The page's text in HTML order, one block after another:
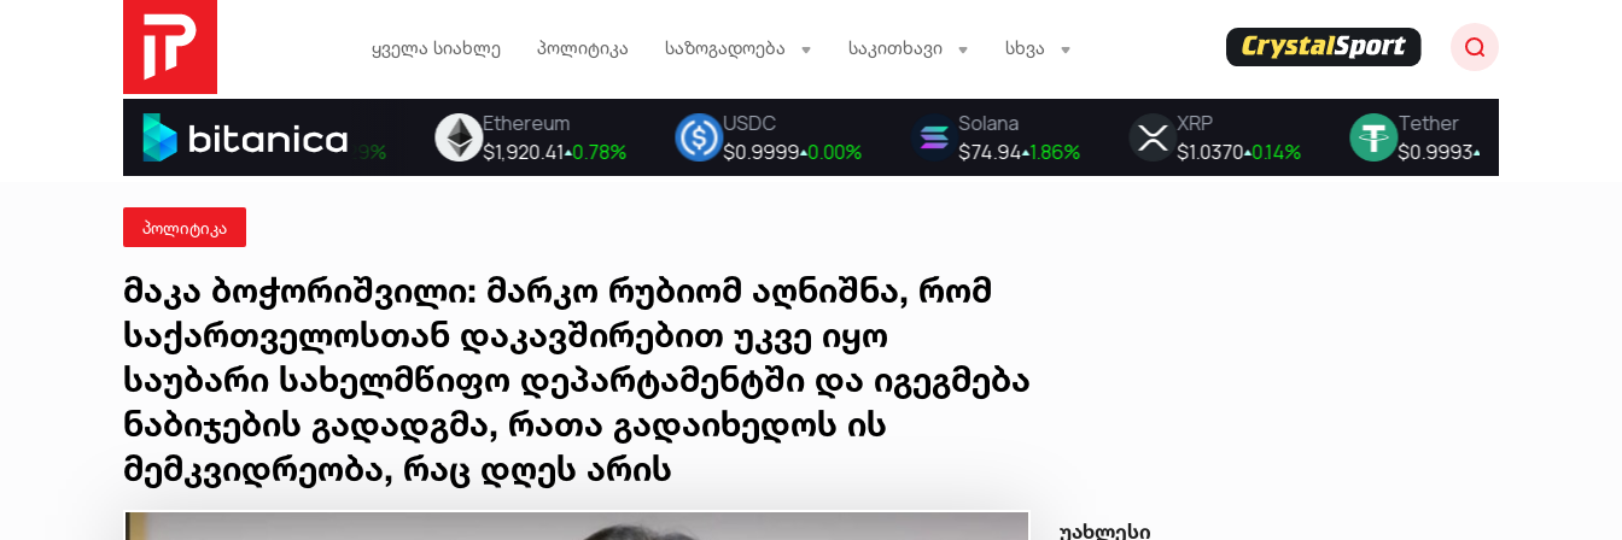
ყველა სიახლე პოლიტიკა საზოგადოება საკითხავი სხვა
პოლიტიკა
მაკა ბოჭორიშვილი: მარკო რუბიომ აღნიშნა, რომ
საქართველოსთან დაკავშირებით უკვე იყო
საუბარი სახელმწიფო დეპარტამენტში და იგეგმება
ნაბიჯების გადადგმა, რათა გადაიხედოს ის
მემკვიდრეობა, რაც დღეს არის
უახლესი